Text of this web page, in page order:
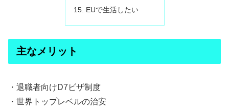
EUで生活したい
主なメリット
・退職者向けD7ビザ制度
・世界トップレベルの治安